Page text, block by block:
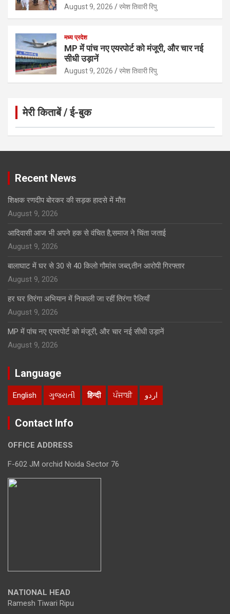
August 9, 2026 रमेश तिवारी रिपु
मध्य प्रदेश
MP में पांच नए एयरपोर्ट को मंजूरी, और चार नई
सीधी उड़ानें
August 9, 2026 रमेश तिवारी रिपु
मेरी किताबें / ई-बुक
Click to Open Page
Recent News
शिक्षक रणदीप बोरकर की सड़क हादसे में मौत
August 9, 2026
आदिवासी आज भी अपने हक से वंचित है,समाज ने चिंता जताई
August 9, 2026
बालाघाट में घर से 30 से 40 किलो गौमांस जब्त,तीन आरोपी गिरफ्तार
August 9, 2026
हर घर तिरंगा अभियान में निकाली जा रहीं तिरंगा रैलियाँ
August 9, 2026
MP में पांच नए एयरपोर्ट को मंजूरी, और चार नई सीधी उड़ानें
August 9, 2026
Language
English ગુજરાતી हिन्दी ਪੰਜਾਬੀ اردو
Contact Info
OFFICE ADDRESS
F-602 JM orchid Noida Sector 76
NATIONAL HEAD
Ramesh Tiwari Ripu